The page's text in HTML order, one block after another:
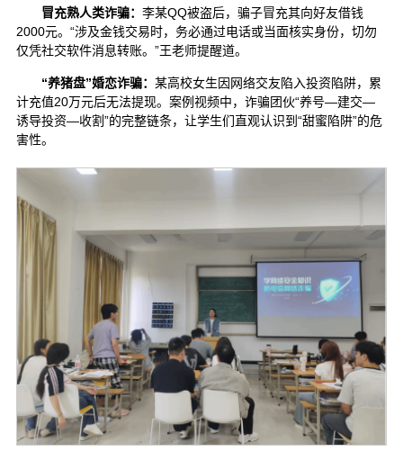
冒充熟人类诈骗： 李某QQ被盗后，骗子冒充其向好友借钱
2000元。“涉及金钱交易时，务必通过电话或当面核实身份，切勿
仅凭社交软件消息转账。”王老师提醒道。
“养猪盘”婚恋诈骗： 某高校女生因网络交友陷入投资陷阱，累
计充值20万元后无法提现。案例视频中，诈骗团伙“养号—建交—
诱导投资—收割”的完整链条，让学生们直观认识到“甜蜜陷阱”的危
害性。